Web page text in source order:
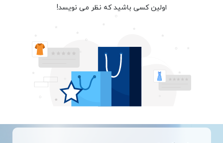
اولین کسی باشید که نظر می نویسد!